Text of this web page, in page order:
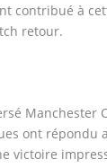
contribué à
retour.
Manchester
ont répondu
victoire